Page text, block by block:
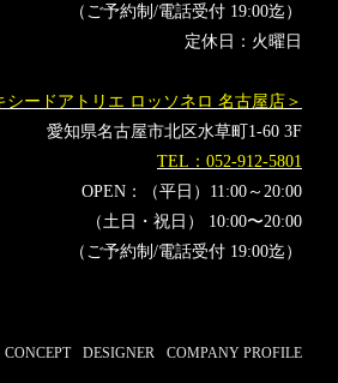
（ご予約制/電話受付 19:00迄）
定休日：火曜日
シードアトリエ ロッソネロ 名古屋店＞
愛知県名古屋市北区水草町1-60 3F
TEL：052-912-5801
OPEN：（平日）11:00～20:00
（土日・祝日） 10:00〜20:00
（ご予約制/電話受付 19:00迄）
CONCEPT DESIGNER COMPANY PROFILE